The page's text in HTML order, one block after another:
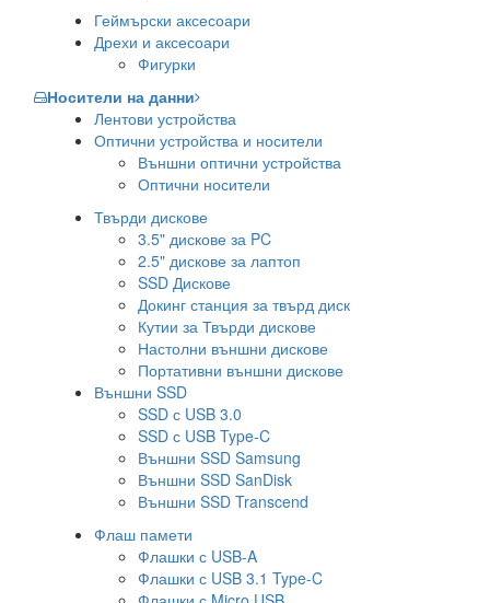
Геймърски аксесоари
Дрехи и аксесоари
Фигурки
Носители на данни
Лентови устройства
Оптични устройства и носители
Външни оптични устройства
Оптични носители
Твърди дискове
3.5" дискове за PC
2.5" дискове за лаптоп
SSD Дискове
Докинг станция за твърд диск
Кутии за Твърди дискове
Настолни външни дискове
Портативни външни дискове
Външни SSD
SSD с USB 3.0
SSD с USB Type-C
Външни SSD Samsung
Външни SSD SanDisk
Външни SSD Transcend
Флаш памети
Флашки с USB-A
Флашки с USB 3.1 Type-C